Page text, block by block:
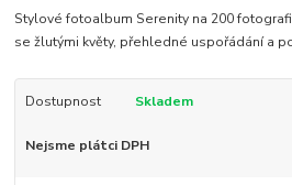
Stylové fotoalbum Serenity na 200
se žlutými květy, přehledné uspořádání a
Dostupnost Skladem
Nejsme plátci DPH